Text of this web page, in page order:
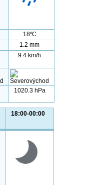
18ºC
1.2 mm
9.4 km/h
1020.3 hPa
18:00-00:00